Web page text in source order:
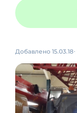
Добавлено 15.03.18